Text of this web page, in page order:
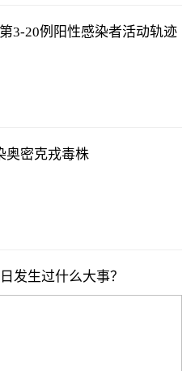
3-20例阳性感染者活动轨迹
奥密克戎毒株
发生过什么大事？